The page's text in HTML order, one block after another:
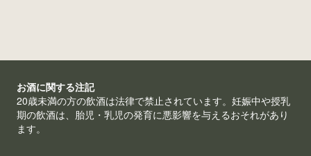
お酒に関する注記
20歳未満の方の飲酒は法律で禁止されています。妊娠中や授乳
期の飲酒は、胎児・乳児の発育に悪影響を与えるおそれがあり
ます。